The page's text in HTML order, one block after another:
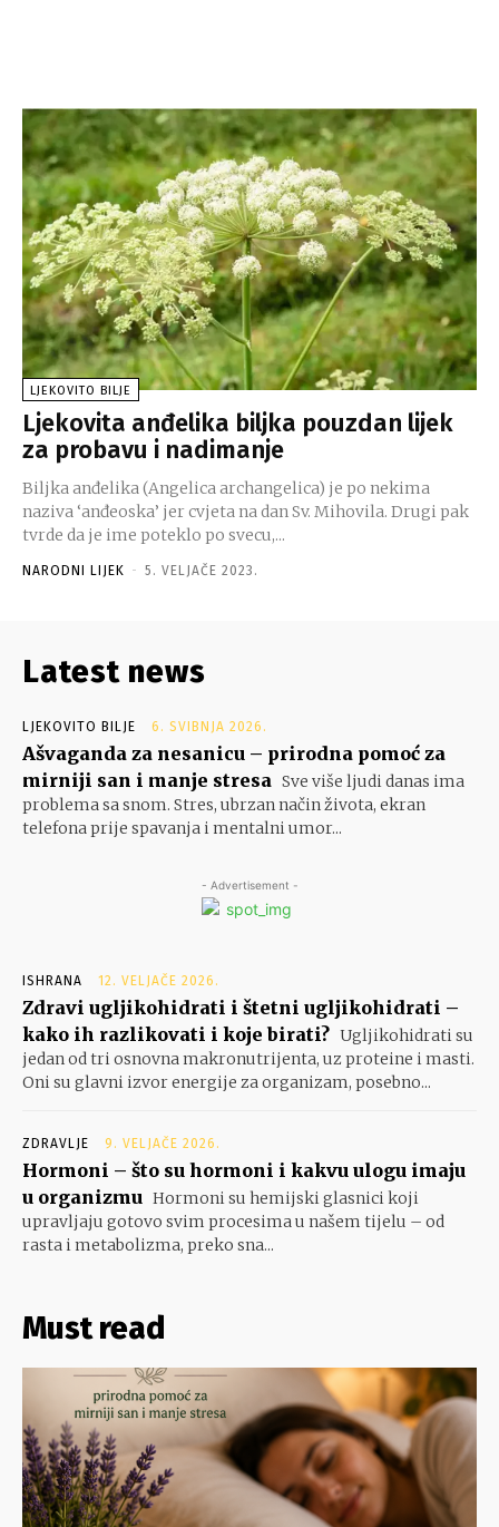
LJEKOVITO BILJE
Ljekovita anđelika biljka pouzdan lijek
za probavu i nadimanje
Biljka anđelika (Angelica archangelica) je po nekima
naziva ‘anđeoska’ jer cvjeta na dan Sv. Mihovila. Drugi pak
tvrde da je ime poteklo po svecu,...
NARODNI LIJEK - 5. VELJAČE 2023.
Latest news
LJEKOVITO BILJE 6. SVIBNJA 2026.
Ašvaganda za nesanicu – prirodna pomoć za
mirniji san i manje stresa Sve više ljudi danas ima
problema sa snom. Stres, ubrzan način života, ekran
telefona prije spavanja i mentalni umor...
- Advertisement -
ISHRANA 12. VELJAČE 2026.
Zdravi ugljikohidrati i štetni ugljikohidrati –
kako ih razlikovati i koje birati? Ugljikohidrati su
jedan od tri osnovna makronutrijenta, uz proteine i masti.
Oni su glavni izvor energije za organizam, posebno...
ZDRAVLJE 9. VELJAČE 2026.
Hormoni – što su hormoni i kakvu ulogu imaju
u organizmu Hormoni su hemijski glasnici koji
upravljaju gotovo svim procesima u našem tijelu – od
rasta i metabolizma, preko sna...
Must read